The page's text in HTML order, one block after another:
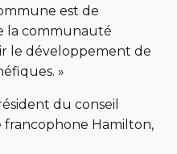
est de
la communauté
le développement de
»
du conseil
francophone Hamilton,